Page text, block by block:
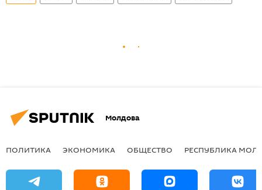
Молдова
ПОЛИТИКА ЭКОНОМИКА ОБЩЕСТВО РЕСПУБЛИКА